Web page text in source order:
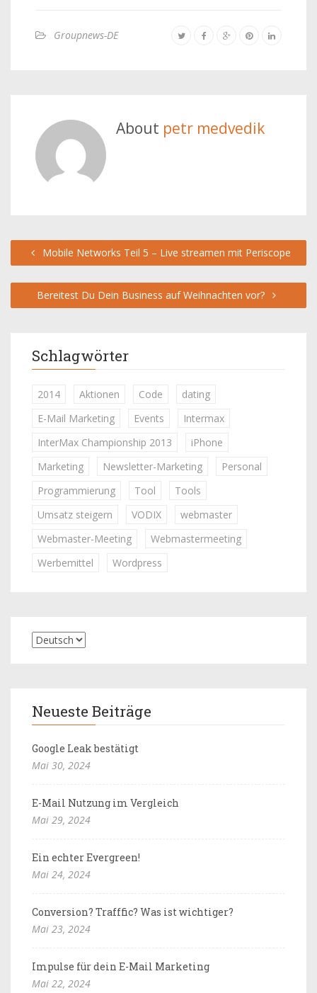
Groupnews-DE
About petr medvedik
Mobile Networks Teil 5 – Live streamen mit Periscope
Bereitest Du Dein Business auf Weihnachten vor?
Schlagwörter
2014 Aktionen Code
dating
E-Mail Marketing
Events
Intermax
InterMax Championship 2013
iPhone
Marketing
Newsletter-Marketing
Personal
Programmierung
Tool
Tools
Umsatz steigern
VODIX
webmaster
Webmaster-Meeting
Webmastermeeting
Werbemittel
Wordpress
Neueste Beiträge
Google Leak bestätigt
Mai 30, 2024
E-Mail Nutzung im Vergleich
Mai 29, 2024
Ein echter Evergreen!
Mai 24, 2024
Conversion? Trafffic? Was ist wichtiger?
Mai 23, 2024
Impulse für dein E-Mail Marketing
Mai 22, 2024